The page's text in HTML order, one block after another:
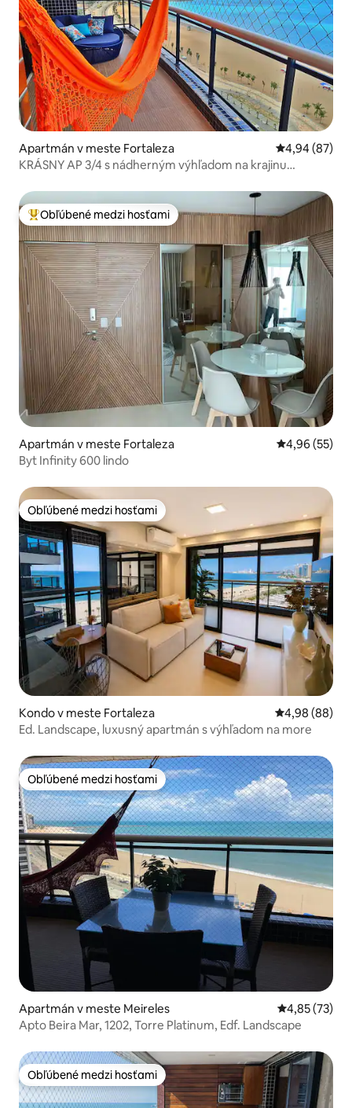
Apartmán v meste Fortaleza Priemerné
4,94 (87)
KRÁSNY AP 3/4 s nádherným výhľadom na krajinu
Najobľúbenejšie medzi hosťami
Obľúbené medzi hosťami
Apartmán v meste Fortaleza Priemerné
4,96 (55)
Byt Infinity 600 lindo
Obľúbené medzi hosťami
Obľúbené medzi hosťami
Kondo v meste Fortaleza Priemerné
4,98 (88)
Ed. Landscape, luxusný apartmán s výhľadom na more
Obľúbené medzi hosťami
Obľúbené medzi hosťami
Apartmán v meste Meireles Priemerné
4,85 (73)
Apto Beira Mar, 1202, Torre Platinum, Edf. Landscape
Obľúbené medzi hosťami
Obľúbené medzi hosťami